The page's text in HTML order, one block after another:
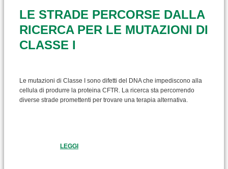
LE STRADE PERCORSE DALLA
RICERCA PER LE MUTAZIONI DI
CLASSE I
Le mutazioni di Classe I sono difetti del DNA che impediscono alla
cellula di produrre la proteina CFTR. La ricerca sta percorrendo
diverse strade promettenti per trovare una terapia alternativa.
LEGGI